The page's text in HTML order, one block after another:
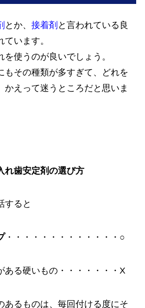
とか、 接着剤 と言われている良
います。
を使うのが良いでしょう。
もその種類が多すぎて、どれを
かえって迷うところだと思いま
歯安定剤の選び方
すると
・・・・・・・・・・・・・○
ある硬いもの・・・・・・・X
あるものは、毎回付ける度にそ